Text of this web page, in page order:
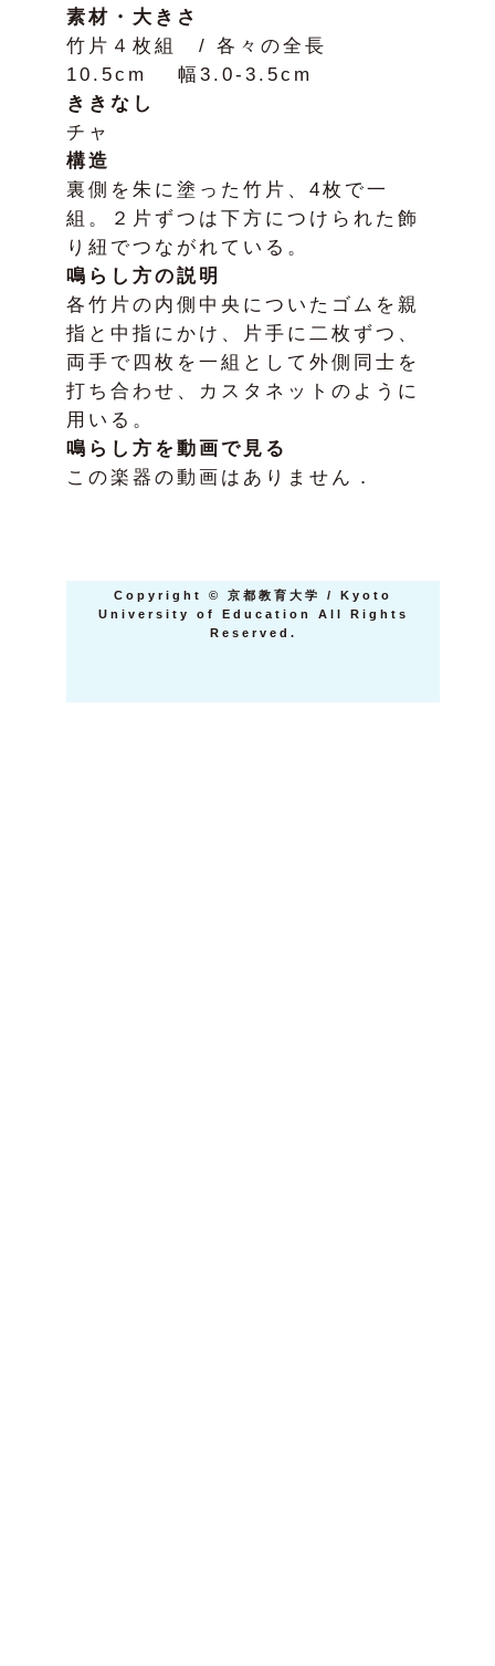
素材・大きさ
竹片４枚組 / 各々の全長
10.5cm 幅3.0-3.5cm
ききなし
チャ
構造
裏側を朱に塗った竹片、4枚で一
組。２片ずつは下方につけられた飾
り紐でつながれている。
鳴らし方の説明
各竹片の内側中央についたゴムを親
指と中指にかけ、片手に二枚ずつ、
両手で四枚を一組として外側同士を
打ち合わせ、カスタネットのように
用いる。
鳴らし方を動画で見る
この楽器の動画はありません．
Copyright ©
京都教育大学 / Kyoto
University of Education All Rights
Reserved.